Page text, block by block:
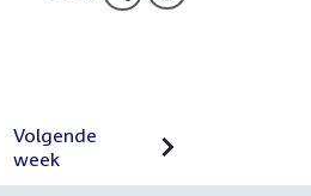
Volgende
week
Volgende